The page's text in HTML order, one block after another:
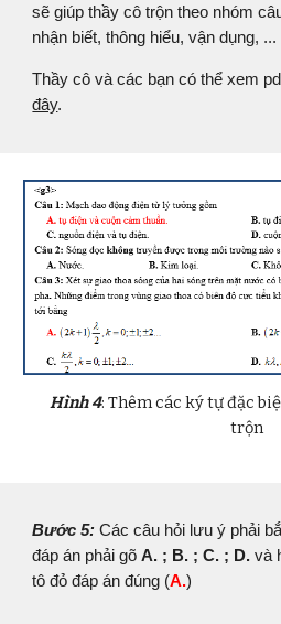
sẽ giúp thầy cô trộn theo nhóm
nhận biết, thông hiểu, vận dụng, ...
Thầy cô và các bạn có thể xem
đây.
Hình4: Thêm các ký tự đặc
trộn
Bước5: Các câu hỏi lưu ý phải
đáp án phải gõA. ; B. ; C. ; D. và
tô đỏ đáp án đúng (A.)